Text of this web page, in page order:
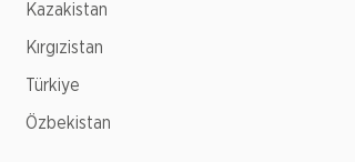
Kazakistan
Kırgızistan
Türkiye
Özbekistan